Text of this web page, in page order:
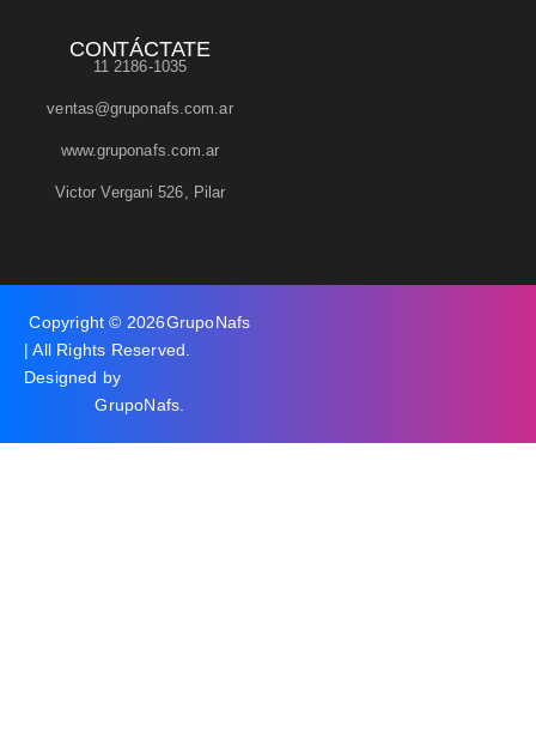
CONTÁCTATE
11 2186-1035
ventas@gruponafs.com.ar
www.gruponafs.com.ar
Victor Vergani 526, Pilar
Copyright © 2026GrupoNafs
| All Rights Reserved.
Designed by
GrupoNafs.